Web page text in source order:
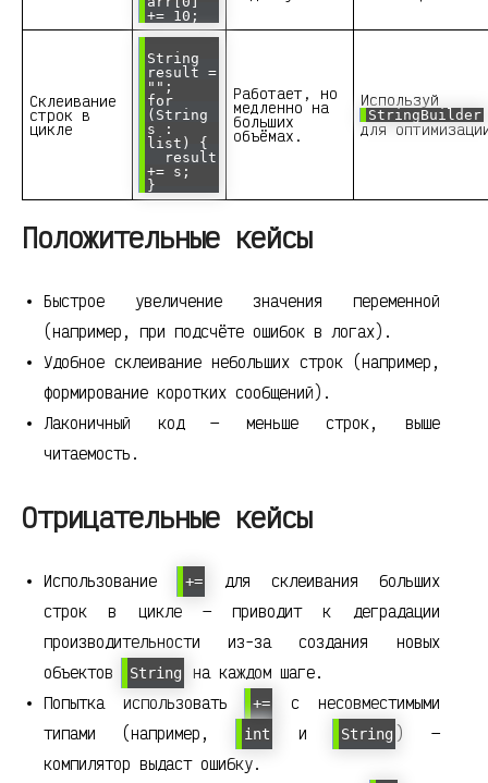
+= 10;
Склеивание
строк в
цикле
String
result =
"";
for
(String
s :
list) {
result
+= s;
}
Работает, но
медленно на
больших
объёмах.
Используй
StringBuilder
для
Положительные кейсы
Быстрое увеличение значения переменной
(например, при подсчёте ошибок в логах).
Удобное склеивание небольших строк (например,
формирование коротких сообщений).
Лаконичный код — меньше строк, выше
читаемость.
Отрицательные кейсы
Использование +=
для склеивания больших
строк в цикле — приводит к деградации
производительности из-за создания новых
объектов
String
на каждом шаге.
Попытка использовать +=
с несовместимыми
типами (например,
int и String ) —
компилятор выдаст ошибку.